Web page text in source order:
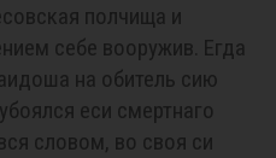
полчища и
себе вооружив. Егда
на обитель сию
еси смертнаго
словом, во своя си